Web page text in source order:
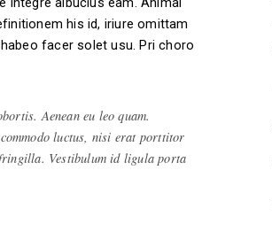
his id, iriure omittam
facer solet usu. Pri choro
Aenean eu leo quam.
luctus, nisi erat porttitor
Vestibulum id ligula porta